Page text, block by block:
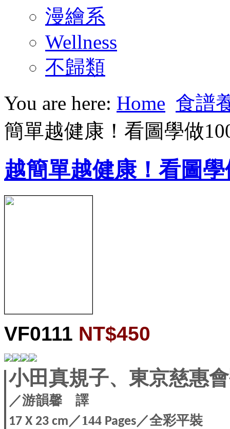
漫繪系
Wellness
不歸類
You are here: Home 食譜
簡單越健康！看圖學做
越簡單越健康！看圖
VF0111 NT$450
小田真規子、東京慈惠
／游韻馨 譯
17 X 23 cm／144 Pages／全彩平裝